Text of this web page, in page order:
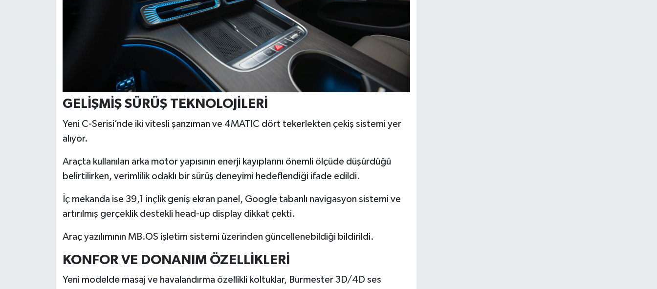
GELİŞMİŞ SÜRÜŞ TEKNOLOJİLERİ
Yeni C-Serisi’nde iki vitesli şanzıman ve 4MATIC dört tekerlekten çekiş sistemi yer
alıyor.
Araçta kullanılan arka motor yapısının enerji kayıplarını önemli ölçüde düşürdüğü
belirtilirken, verimlilik odaklı bir sürüş deneyimi hedeflendiği ifade edildi.
İç mekanda ise 39,1 inçlik geniş ekran panel, Google tabanlı navigasyon sistemi ve
artırılmış gerçeklik destekli head-up display dikkat çekti.
Araç yazılımının MB.OS işletim sistemi üzerinden güncellenebildiği bildirildi.
KONFOR VE DONANIM ÖZELLİKLERİ
Yeni modelde masaj ve havalandırma özellikli koltuklar, Burmester 3D/4D ses
Video Galeri